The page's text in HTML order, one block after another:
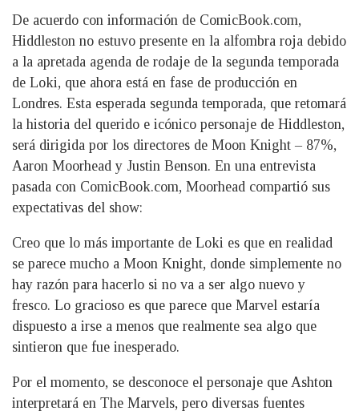
De acuerdo con información de ComicBook.com,
Hiddleston no estuvo presente en la alfombra roja debido
a la apretada agenda de rodaje de la segunda temporada
de Loki, que ahora está en fase de producción en
Londres. Esta esperada segunda temporada, que retomará
la historia del querido e icónico personaje de Hiddleston,
será dirigida por los directores de Moon Knight – 87%,
Aaron Moorhead y Justin Benson. En una entrevista
pasada con ComicBook.com, Moorhead compartió sus
expectativas del show:
Creo que lo más importante de Loki es que en realidad
se parece mucho a Moon Knight, donde simplemente no
hay razón para hacerlo si no va a ser algo nuevo y
fresco. Lo gracioso es que parece que Marvel estaría
dispuesto a irse a menos que realmente sea algo que
sintieron que fue inesperado.
Por el momento, se desconoce el personaje que Ashton
interpretará en The Marvels, pero diversas fuentes